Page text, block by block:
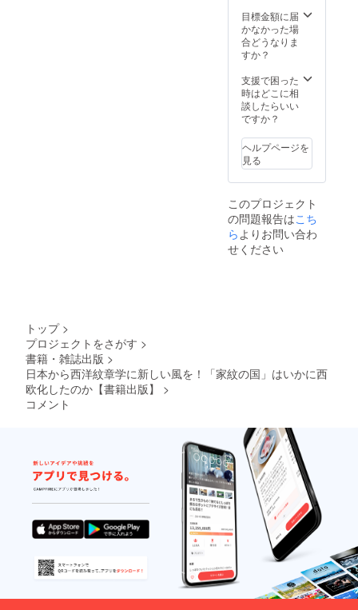
カバー
はすべ
てハン
め、製
作・発
送まで
お時間
だきま
す。お
届けは
2025年
予定し
ていま
す。
名、
SNS等
のアカ
ウント
可です
(公序良
俗に反
するも
く) ・出
版記念
イベン
トにご
大都市
で開催
予定の
出版記
念イベ
2025年
2月頃、
予定し
ていま
す。参
加地に
つい
て、い
ずれか1
つをお
選びく
ださ
い。 な
お、会
場まで
の旅費
目標金額に届
かなかった場
合どうなりま
すか？
支援で困った
時はどこに相
談したらいい
ですか？
ヘルプページを
見る
このプロジェクト
の問題報告はこち
らよりお問い合わ
せください
トップ >
プロジェクトをさがす >
書籍・雑誌出版 >
日本から西洋紋章学に新しい風を！「家紋の国」はいかに西
欧化したのか【書籍出版】
>
コメント